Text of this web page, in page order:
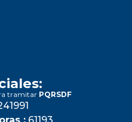
tramitar PQRSDF